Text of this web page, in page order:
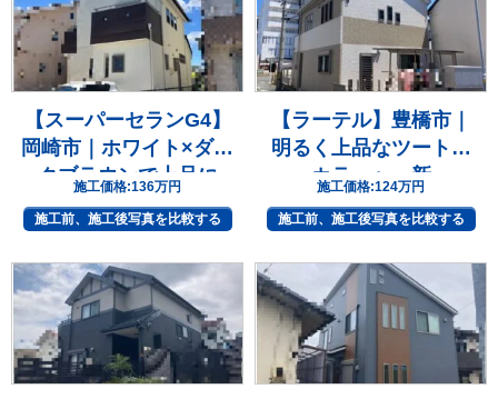
【スーパーセランG4】
岡崎市｜ホワイト×ダー
クブラウンで上品に
施工価格:136万円
施工前、施工後写真を比較する
【ラーテル】豊橋市｜
明るく上品なツートン
カラーへ一新
施工価格:124万円
施工前、施工後写真を比較する